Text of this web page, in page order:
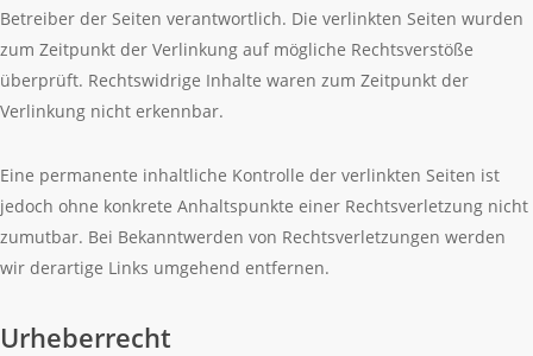
Betreiber der Seiten verantwortlich. Die verlinkten Seiten wurden
zum Zeitpunkt der Verlinkung auf mögliche Rechtsverstöße
überprüft. Rechtswidrige Inhalte waren zum Zeitpunkt der
Verlinkung nicht erkennbar.
Eine permanente inhaltliche Kontrolle der verlinkten Seiten ist
jedoch ohne konkrete Anhaltspunkte einer Rechtsverletzung nicht
zumutbar. Bei Bekanntwerden von Rechtsverletzungen werden
wir derartige Links umgehend entfernen.
Urheberrecht